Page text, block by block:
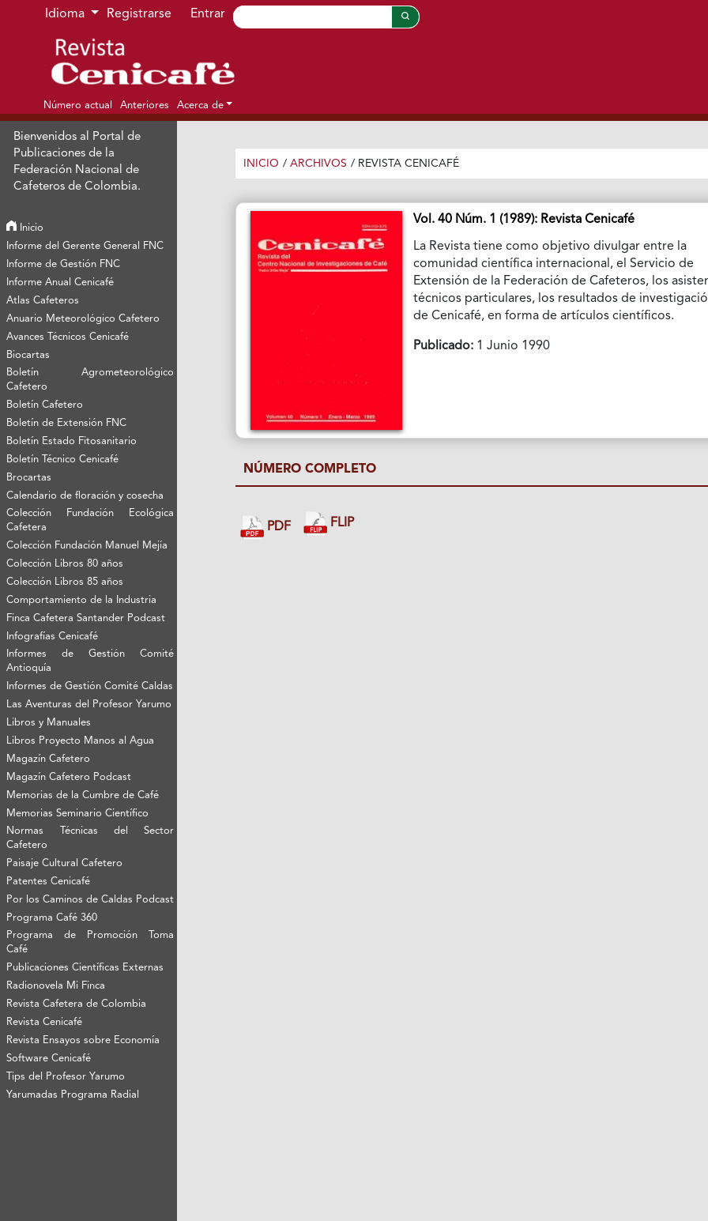
Ir al menú de navegación principal
Ir al contenido principal
Ir al pie de página del sitio
Idioma Registrarse Entrar
Número actual Anteriores Acerca de
Bienvenidos al Portal de
Publicaciones de la
Federación Nacional de
Cafeteros de Colombia.
Inicio
Informe del Gerente General FNC
Informe de Gestión FNC
Informe Anual Cenicafé
Atlas Cafeteros
Anuario Meteorológico Cafetero
Avances Técnicos Cenicafé
Biocartas
Boletín Agrometeorológico
Cafetero
Boletín Cafetero
Boletín de Extensión FNC
Boletín Estado Fitosanitario
Boletín Técnico Cenicafé
Brocartas
Calendario de floración y cosecha
Colección Fundación Ecológica
Cafetera
Colección Fundación Manuel Mejía
Colección Libros 80 años
Colección Libros 85 años
Comportamiento de la Industria
Finca Cafetera Santander Podcast
Infografías Cenicafé
Informes de Gestión Comité
Antioquía
Informes de Gestión Comité Caldas
Las Aventuras del Profesor Yarumo
Libros y Manuales
Libros Proyecto Manos al Agua
Magazín Cafetero
Magazín Cafetero Podcast
Memorias de la Cumbre de Café
Memorias Seminario Científico
Normas Técnicas del Sector
Cafetero
Paisaje Cultural Cafetero
Patentes Cenicafé
Por los Caminos de Caldas Podcast
Programa Café 360
Programa de Promoción Toma
Café
Publicaciones Científicas Externas
Radionovela Mi Finca
Revista Cafetera de Colombia
Revista Cenicafé
Revista Ensayos sobre Economía
Software Cenicafé
Tips del Profesor Yarumo
Yarumadas Programa Radial
INICIO / ARCHIVOS / REVISTA CENICAFÉ
Vol. 40 Núm. 1 (1989): Revista Cenicafé
La Revista tiene como objetivo divulgar entre la
comunidad científica internacional, el Servicio de
Extensión de la Federación de Cafeteros, los
técnicos particulares, los resultados de
de Cenicafé, en forma de artículos científicos.
Publicado: 1 Junio 1990
NÚMERO COMPLETO
PDF FLIP